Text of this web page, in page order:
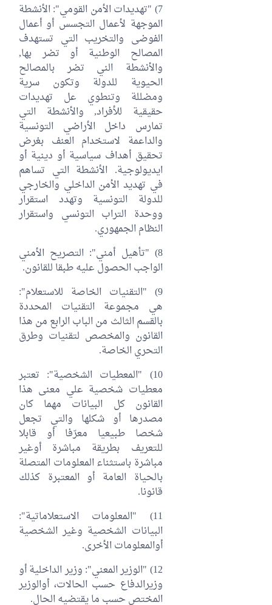
7) "تهديدات الأمن القومي": الأنشطة
الموجهة لأعمال التجسس أو أعمال
الفوضى والتخريب التي تستهدف
المصالح الوطنية أو تضر بها,
والأنشطة الني تضر بالمصالح
الحيوية للدولة وتكون سرية
ومضللة وتنطوي عل تهديدات
حقيقية للأفراد, والأنشطة التي
تمارس داخل الأراضي التونسية
والداعمة لاستخدام العنف بغرض
تحقيق أهداف سياسية أو دينية أو
ايديولوجية. الأنشطة التي تساهم
في تهديد الأمن الداخلي والخارجي
للدولة التونسية وتهدد استقرار
ووحدة التراب التونسي واستقرار
النظام الجمهوري.
8) "تأهيل أمني": التصريح الأمني
الواجب الحصول عليه طبقا للقانون.
9) "التقنيات الخاصة للاستعلام":
هي مجموعة التقنيات المحددة
بالقسم الثالث من الباب الرابع من هذا
القانون والمخصص لتقنيات وطرق
التحري الخاصة.
10) "المعطيات الشخصية": تعتبر
معطيات شخصية علي معنى هذا
القانون كل البيانات مهما كان
مصدرها أو شكلها والتي تجعل
شخصا طبيعيا معرّفا أو قابلا
للتعريف بطريقة مباشرة أوغير
مباشرة باستثناء المعلومات المتصلة
بالحياة العامة أو المعتبرة كذلك
قانونا.
11) "المعلومات الاستعلاماتية":
البيانات الشخصية وغير الشخصية
أوالمعلومات الأخرى.
12) "الوزير المعني": وزير الداخلية أو
وزيرالدفاع حسب الحالات، أوالوزير
المختص حسب ما يقتضيه الحال.